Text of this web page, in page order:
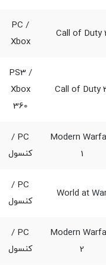
Call of Duty
PC /
Xbox
Call of Duty
PS3 /
Xbox
360
Modern
1
PC /
کنسول
World at
PC /
کنسول
Modern
2
PC /
کنسول